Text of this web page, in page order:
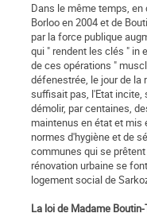
Dans le même temps,
Borloo en 2004 et de
par la force publique
qui " rendent les clés " in
de ces opérations "
défenestrée, le jour de la
suffisait pas, l'Etat incite,
démolir, par centaines,
maintenus en état et mis
normes d'hygiène et de
communes qui se
rénovation urbaine se
logement social de
La loi de Madame